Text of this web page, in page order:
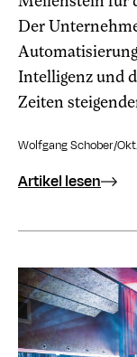
Der
Intelligenz und
Zeiten
Wolfgang Schober/
Artikel lesen